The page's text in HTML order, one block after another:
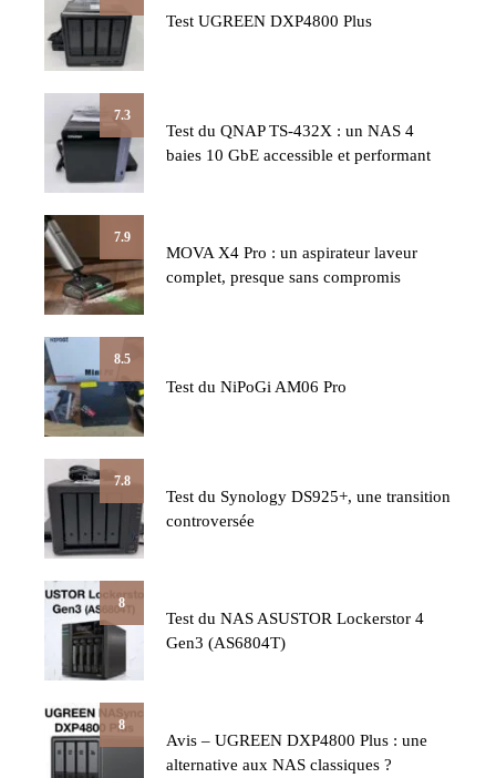
Test UGREEN DXP4800 Plus
7.3
Test du QNAP TS-432X : un NAS 4
baies 10 GbE accessible et performant
7.9
MOVA X4 Pro : un aspirateur laveur
complet, presque sans compromis
8.5
Test du NiPoGi AM06 Pro
7.8
Test du Synology DS925+, une transition
controversée
8
Test du NAS ASUSTOR Lockerstor 4
Gen3 (AS6804T)
8
Avis – UGREEN DXP4800 Plus : une
alternative aux NAS classiques ?